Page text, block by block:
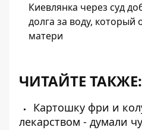
Киевлянка через суд
долга за воду, который
матери
ЧИТАЙТЕ ТАКЖЕ:
Картошку фри и
лекарством - думали